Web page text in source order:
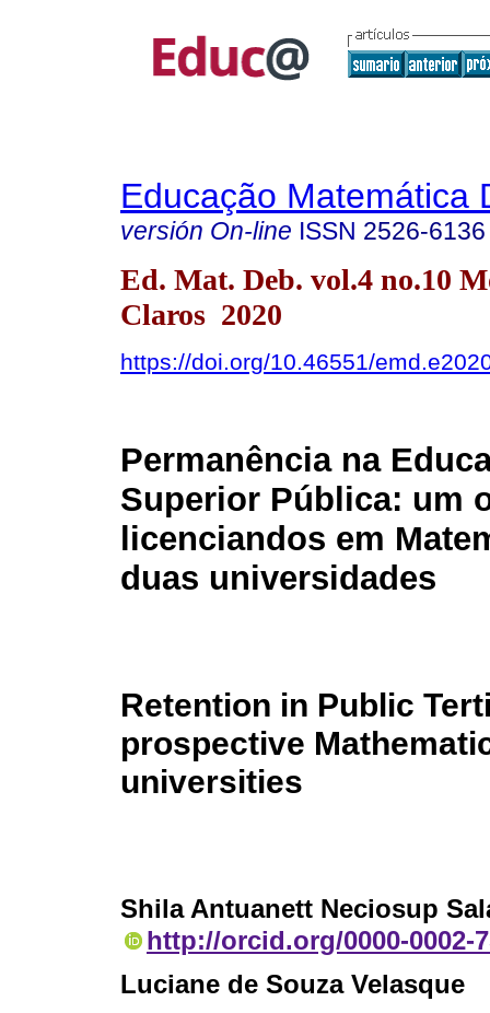
Educação Matemática
versión On-line ISSN 2526-6136
Ed. Mat. Deb. vol.4 no.10
Claros 2020
https://doi.org/10.46551/
Permanência na
Superior Pública: um
licenciandos em
duas universidades
Retention in Public
prospective
universities
Shila Antuanett Neciosup
http://orcid.org/0000-0002-
Luciane de Souza Velasque